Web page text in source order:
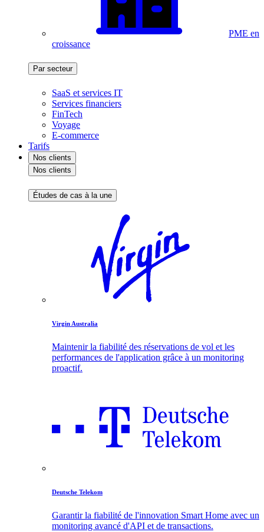
PME en
croissance
Par secteur
SaaS et services IT
Services financiers
FinTech
Voyage
E-commerce
Tarifs
Nos clients
Nos clients
Études de cas à la une
Virgin Australia
Maintenir la fiabilité des réservations de vol et les
performances de l'application grâce à un monitoring
proactif.
Deutsche Telekom
Garantir la fiabilité de l'innovation Smart Home avec un
monitoring avancé d'API et de transactions.